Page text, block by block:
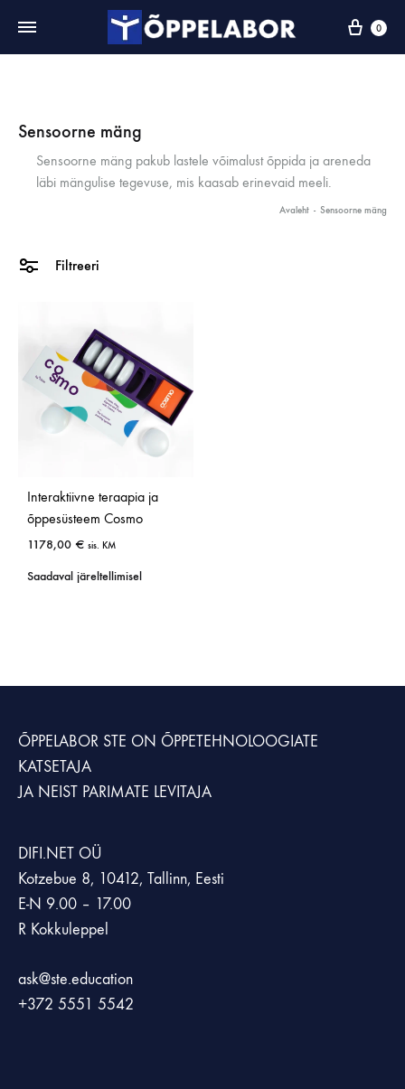
0
Sensoorne mäng
Sensoorne mäng pakub lastele võimalust õppida ja areneda
läbi mängulise tegevuse, mis kaasab erinevaid meeli.
Avaleht - Sensoorne mäng
Filtreeri
Interaktiivne teraapia ja
õppesüsteem Cosmo
1178,00 € sis. KM
Saadaval järeltellimisel
ÕPPELABOR STE ON ÕPPETEHNOLOOGIATE
KATSETAJA
JA NEIST PARIMATE LEVITAJA
DIFI.NET OÜ
Kotzebue 8, 10412, Tallinn, Eesti
E-N 9.00 – 17.00
R Kokkuleppel
ask@ste.education
+372 5551 5542